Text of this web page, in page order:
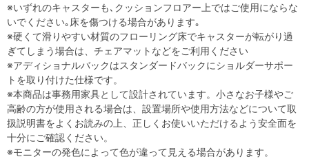
※いずれのキャスターも､クッションフロアー上ではご使用にならな
いでください｡床を傷つける場合があります｡
※硬くて滑りやすい材質のフローリング床でキャスターが転がり過
ぎてしまう場合は、チェアマットなどをご利用ください
※アディショナルバックはスタンダードバックにショルダーサポー
トを取り付けた仕様です。
※本商品は事務用家具として設計されています。小さなお子様やご
高齢の方が使用される場合は、設置場所や使用方法などについて取
扱説明書をよくお読みの上、正しくお使いいただけるよう安全面を
十分にご確認ください。
※モニターの発色によって色が違って見える場合があります。